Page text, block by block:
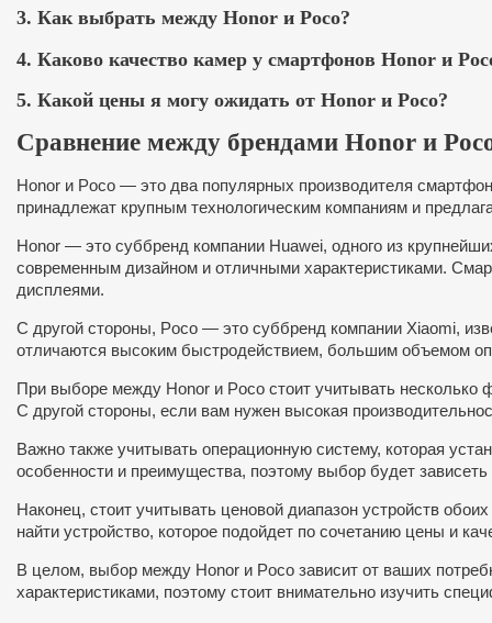
3. Как выбрать между Honor и Poco?
4. Каково качество камер у смартфонов Honor и
5. Какой цены я могу ожидать от Honor и Poco?
Сравнение между брендами Honor и
Honor и Poco — это два популярных производителя
принадлежат крупным технологическим компаниям и
Honor — это суббренд компании Huawei, одного из
современным дизайном и отличными характеристиками.
дисплеями.
С другой стороны, Poco — это суббренд компании Xiaomi,
отличаются высоким быстродействием, большим объемом
При выборе между Honor и Poco стоит учитывать
С другой стороны, если вам нужен высокая
Важно также учитывать операционную систему, которая
особенности и преимущества, поэтому выбор будет
Наконец, стоит учитывать ценовой диапазон устройств
найти устройство, которое подойдет по сочетанию цены и
В целом, выбор между Honor и Poco зависит от ваших
характеристиками, поэтому стоит внимательно изучить